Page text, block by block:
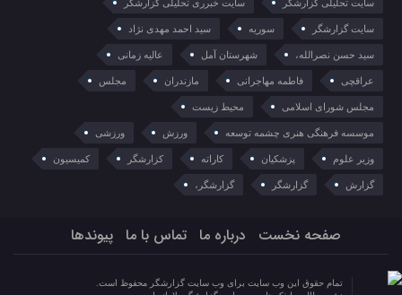
سایت تحلیلی گزارشگر سایت خبرری تحلیلی گزارشگر
سایت گزارشگر سوریه سید احمد مهدی نژاد
سید حسن نصرالله، شهرستان آمل عالیه زمانی
عراقچی فاطمه مهاجرانی مازندران مجلس
مجلس شورای اسلامی محیط زیست
موسسه فرهنگی هنری چشمه توسعه ورزش ورزشی
وزیر علوم پزشکیان کاراته کزارشگر کمیسیون
گزارش گزارشگر گزارشگر،
صفحه نخست درباره ما تماس با ما پیوندها
تمام حقوق این وب سایت برای وب سایت گزارشگر محفوظ است.